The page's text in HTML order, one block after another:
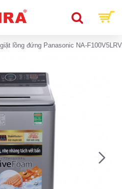
lồng đứng Panasonic NA-